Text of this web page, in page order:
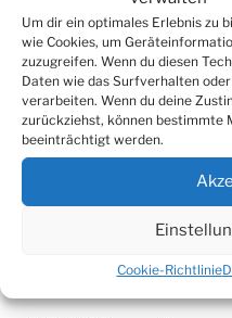
Um dir ein optimales Erlebnis zu
wie Cookies, um
zuzugreifen. Wenn du diesen
Daten wie das Surfverhalten
verarbeiten. Wenn du deine
zurückziehst, können bestimmte
beeinträchtigt werden.
Cookie-Richtlinie